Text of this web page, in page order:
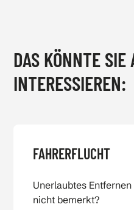
DAS KÖNNTE SIE
INTERESSIEREN:
View Fahrerflucht
FAHRERFLUCHT
Unerlaubtes
nicht bemerkt?